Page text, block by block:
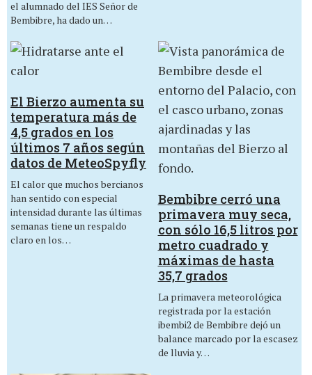
el alumnado del IES Señor de
Bembibre, ha dado un…
El Bierzo aumenta su
temperatura más de
4,5 grados en los
últimos 7 años según
datos de MeteoSpyfly
El calor que muchos bercianos
han sentido con especial
intensidad durante las últimas
semanas tiene un respaldo
claro en los…
Bembibre cerró una
primavera muy seca,
con sólo 16,5 litros por
metro cuadrado y
máximas de hasta
35,7 grados
La primavera meteorológica
registrada por la estación
ibembi2 de Bembibre dejó un
balance marcado por la escasez
de lluvia y…